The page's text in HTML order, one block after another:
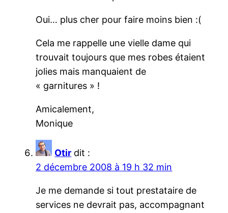
Oui… plus cher pour faire moins bien :(
Cela me rappelle une vielle dame qui
trouvait toujours que mes robes étaient
jolies mais manquaient de
« garnitures » !
Amicalement,
Monique
Otir dit :
2 décembre 2008 à 19 h 32 min
Je me demande si tout prestataire de
services ne devrait pas, accompagnant